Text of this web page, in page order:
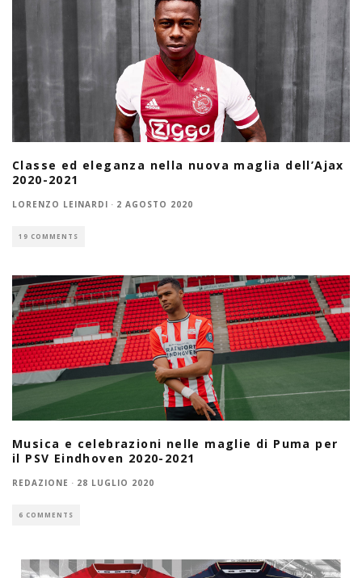
Classe ed eleganza nella nuova maglia dell’Ajax
2020-2021
LORENZO LEINARDI · 2 AGOSTO 2020
19 COMMENTS
Musica e celebrazioni nelle maglie di Puma per
il PSV Eindhoven 2020-2021
REDAZIONE · 28 LUGLIO 2020
6 COMMENTS